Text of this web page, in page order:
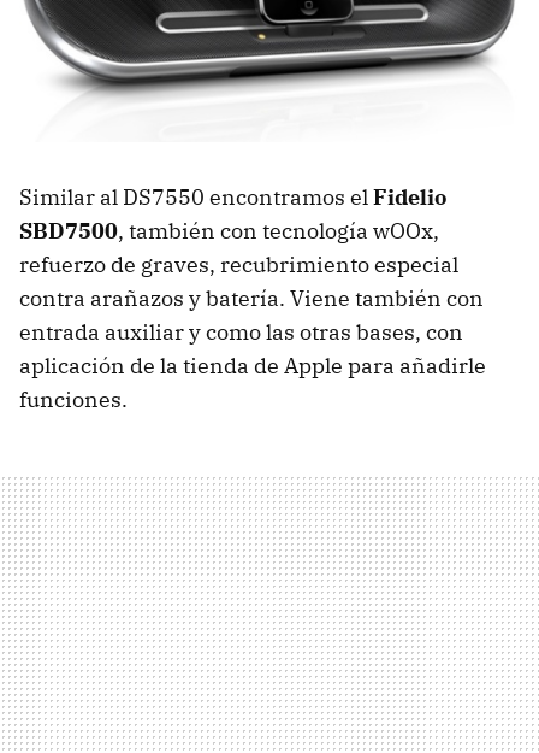
Similar al DS7550 encontramos elFidelio
SBD7500, también con tecnología wOOx,
refuerzo de graves, recubrimiento especial
contra arañazos y batería. Viene también con
entrada auxiliar y como las otras bases, con
aplicación de la tienda de Apple para añadirle
funciones.